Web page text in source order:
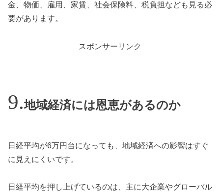
金、物価、雇用、家賃、社会保険料、税負担なども見る必
要があります。
スポンサーリンク
地域経済には恩恵があるのか
日経平均が6万円台になっても、地域経済への影響はすぐ
に見えにくいです。
日経平均を押し上げているのは、主に大企業やグローバル